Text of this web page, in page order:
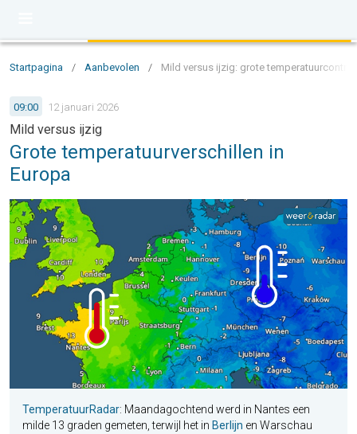
Startpagina / Aanbevolen / Mild versus ijzig: grote
09:00 12 januari 2026
Mild versus ijzig
Grote temperatuurverschillen in
Europa
TemperatuurRadar: Maandagochtend werd in Nantes een
milde 13 graden gemeten, terwijl het in Berlijn en Warschau